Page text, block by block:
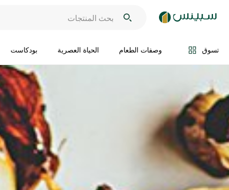
تسوق وصفات الطعام الحياة العصرية بودكاست